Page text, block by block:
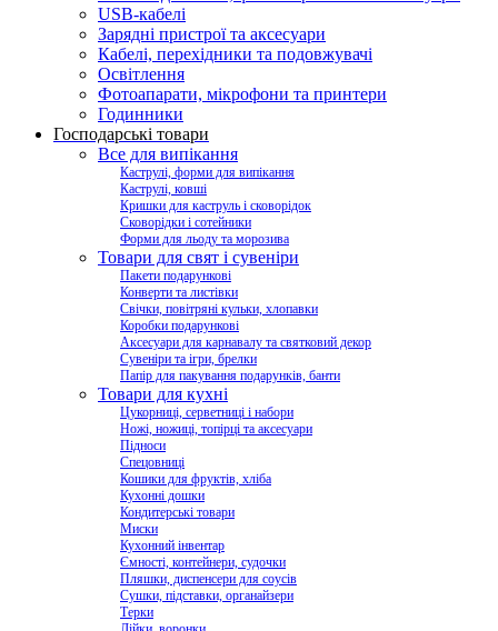
USB-кабелі
Зарядні пристрої та аксесуари
Кабелі, перехідники та подовжувачі
Освітлення
Фотоапарати, мікрофони та принтери
Годинники
Господарські товари
Все для випікання
Каструлі, форми для випікання
Каструлі, ковші
Кришки для каструль і сковорідок
Сковорідки і сотейники
Форми для льоду та морозива
Товари для свят і сувеніри
Пакети подарункові
Конверти та листівки
Свічки, повітряні кульки, хлопавки
Коробки подарункові
Аксесуари для карнавалу та святковий декор
Сувеніри та ігри, брелки
Папір для пакування подарунків, банти
Товари для кухні
Цукорниці, серветниці і набори
Ножі, ножиці, топірці та аксесуари
Підноси
Спецовниці
Кошики для фруктів, хліба
Кухонні дошки
Кондитерські товари
Миски
Кухонний інвентар
Ємності, контейнери, судочки
Пляшки, диспенсери для соусів
Сушки, підставки, органайзери
Терки